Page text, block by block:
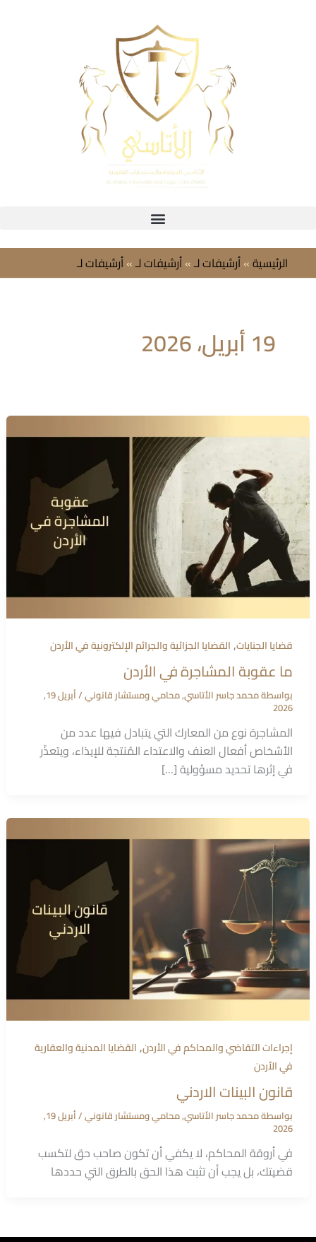
الرئيسية»أرشيفات لـ»أرشيفات لـ»أرشيفات لـ
19 أبريل، 2026
قضايا الجنايات,القضايا الجزائية والجرائم الإلكترونية في الأردن
ما عقوبة المشاجرة في الأردن
بواسطةمحمد جاسر الأتاسي, محامي ومستشار قانوني/ أبريل 19,
2026
المشاجرة نوع من المعارك التي يتبادل فيها عدد من
الأشخاص أفعال العنف والاعتداء المُنتجة للإيذاء، ويتعذّر
في إثرها تحديد مسؤولية […]
إجراءات التقاضي والمحاكم في الأردن,القضايا المدنية والعقارية
في الأردن
قانون البينات الاردني
بواسطةمحمد جاسر الأتاسي, محامي ومستشار قانوني/ أبريل 19,
2026
في أروقة المحاكم، لا يكفي أن تكون صاحب حق لتكسب
قضيتك، بل يجب أن تثبت هذا الحق بالطرق التي حددها